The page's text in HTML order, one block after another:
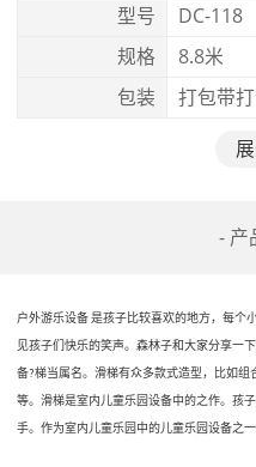
型号
DC-118
规格
8.8米
包装
打包带
- 产
户外游乐设备 是孩子比较喜欢的地方，每个
见孩子们快乐的笑声。森林子和大家分享一
备?梯当属名。滑梯有众多款式造型，比如
等。滑梯是室内儿童乐园设备中的之作。孩
手。作为室内儿童乐园中的儿童乐园设备之一